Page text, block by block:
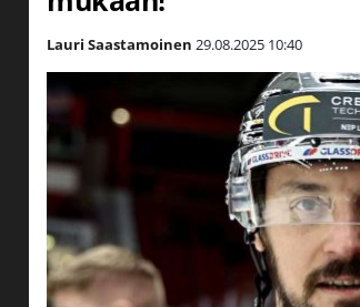
Lauri Saastamoinen 29.08.2025 10:40